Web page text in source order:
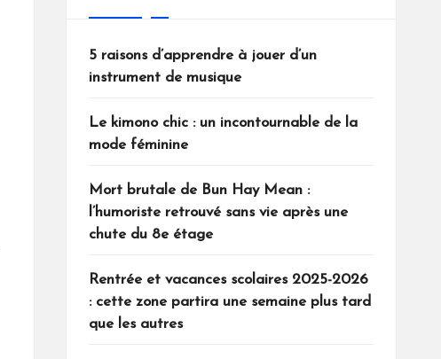
5 raisons d’apprendre à jouer d’un
instrument de musique
Le kimono chic : un incontournable de la
mode féminine
Mort brutale de Bun Hay Mean :
l’humoriste retrouvé sans vie après une
chute du 8e étage
Rentrée et vacances scolaires 2025-2026
: cette zone partira une semaine plus tard
que les autres